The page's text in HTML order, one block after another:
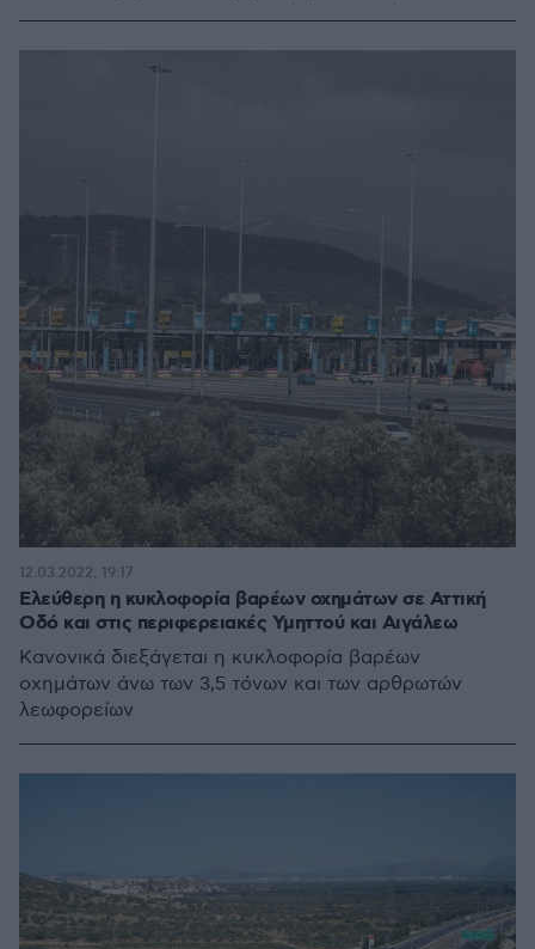
Ελεύθερη η κυκλοφορία βαρέων οχημάτων σε Αττική
Οδό και στις περιφερειακές Υμηττού και Αιγάλεω
Κανονικά διεξάγεται η κυκλοφορία βαρέων
οχημάτων άνω των 3,5 τόνων και των αρθρωτών
λεωφορείων
12.03.2022, 19:17